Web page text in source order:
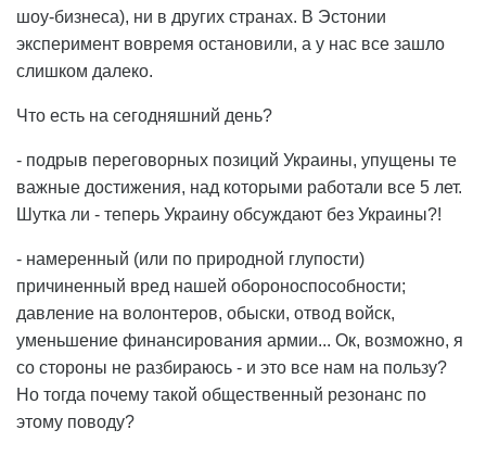
шоу-бизнеса), ни в других странах. В Эстонии
эксперимент вовремя остановили, а у нас все зашло
слишком далеко.
Что есть на сегодняшний день?
- подрыв переговорных позиций Украины, упущены те
важные достижения, над которыми работали все 5 лет.
Шутка ли - теперь Украину обсуждают без Украины?!
- намеренный (или по природной глупости)
причиненный вред нашей обороноспособности;
давление на волонтеров, обыски, отвод войск,
уменьшение финансирования армии... Ок, возможно, я
со стороны не разбираюсь - и это все нам на пользу?
Но тогда почему такой общественный резонанс по
этому поводу?